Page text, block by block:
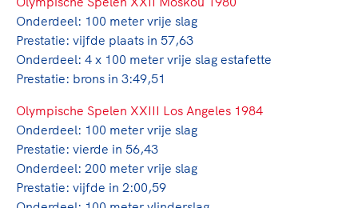
een rondje fietsen, door samen te skaten of naar
de sportschool te gaan. Door samen te juichen
voor Sifan Hassan, Rico Verhoeven, Diede de
Groot en het Nederlands Elftal. Of met trots te
de halve marathon van je moeder of de
hockeywedstrijd van je buurjongen.
Lees verder
Beroepskrachten
Samen voor een veilige
Voor welk gedrag staat de club? Wat mag wel
langs de lijn, in de kleedkamer, kantine en online?
En wat mag vooral niet? Een gedragscode geeft
hier richting aan en is dus een belangrijk
De TeamNL Academie
De TeamNL Academie biedt een leer- en
ontwikkelprogramma voor de volgende functies
binnen TeamNL programma's: experts, coaches,
bestuurders, (technisch) directeuren, managers en
toekomstig kader.
Lees verder
Onderdeel: 100 meter vrije slag
Prestatie: vijfde plaats in 57,63
Onderdeel: 4 x 100 meter vrije slag estafette
Prestatie: brons in 3:49,51
Olympische Spelen XXIII Los Angeles 1984
Onderdeel: 100 meter vrije slag
Prestatie: vierde in 56,43
Onderdeel: 200 meter vrije slag
Prestatie: vijfde in 2:00,59